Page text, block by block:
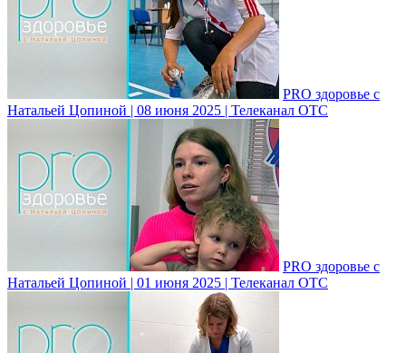
PRO здоровье с
Натальей Цопиной | 08 июня 2025 | Телеканал ОТС
PRO здоровье с
Натальей Цопиной | 01 июня 2025 | Телеканал ОТС